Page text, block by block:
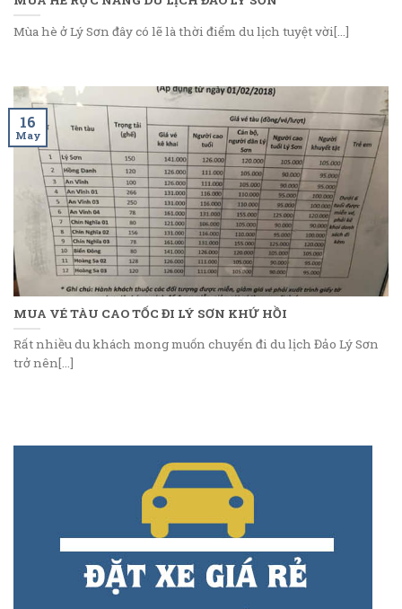
Mùa hè ở Lý Sơn đây có lẽ là thời điểm du lịch tuyệt vời[...]
MUA VÉ TÀU CAO TỐC ĐI LÝ SƠN KHỨ HỒI
Rất nhiều du khách mong muốn chuyến đi du lịch Đảo Lý Sơn
trở nên[...]
16
May